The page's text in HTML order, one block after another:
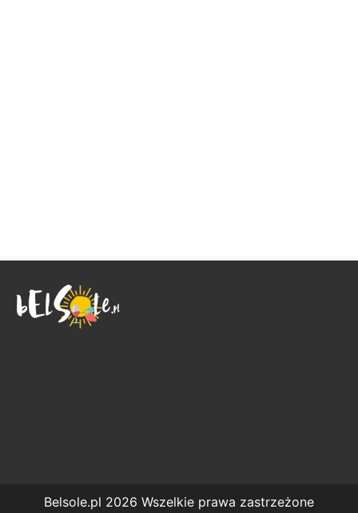
Belsole.pl 2026 Wszelkie prawa zastrzeżone